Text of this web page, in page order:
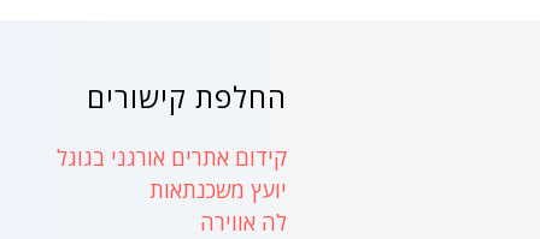
החלפת קישורים
קידום אתרים אורגני בגוגל
יועץ משכנתאות
לה אווירה